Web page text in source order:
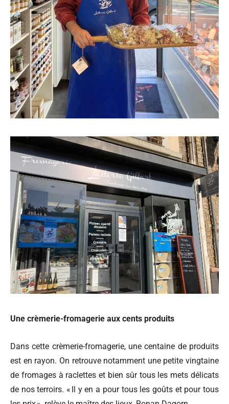
Une crèmerie-fromagerie aux cents produits
Dans cette crèmerie-fromagerie, une centaine de produits
est en rayon. On retrouve notamment une petite vingtaine
de fromages à raclettes et bien sûr tous les mets délicats
de nos terroirs. « Il y en a pour tous les goûts et pour tous